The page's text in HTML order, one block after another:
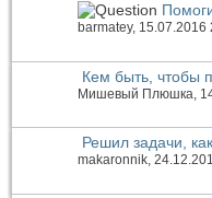
barmatey, 15.07.2016
Кем быть, чтобы
Мишевый Плюшка,
Решил задачи,
makaronnik,